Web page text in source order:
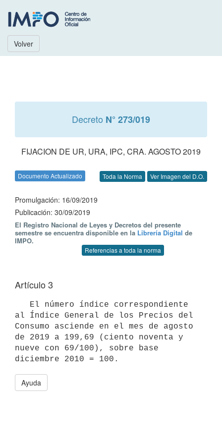
Volver
Decreto N° 273/019
FIJACION DE UR, URA, IPC, CRA. AGOSTO 2019
Documento Actualizado Toda la Norma Ver Imagen del D.O.
Promulgación: 16/09/2019
Publicación: 30/09/2019
El Registro Nacional de Leyes y Decretos del presente
semestre se encuentra disponible en la Librería Digital de
IMPO.
Referencias a toda la norma
Artículo 3
al Índice General de los Precios del
Consumo asciende en el mes de agosto
de 2019 a 199,69 (ciento noventa y
nueve con 69/100), sobre base
Ayuda